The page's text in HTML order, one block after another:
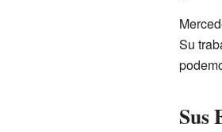
Su
Sus